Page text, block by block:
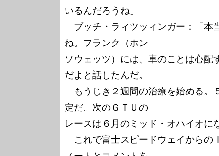
いるんだろうね」
ブッチ・ラィツッィンガー：「本
ね。フランク（ホン
ソウェッツ）には、車のことは心配
だよと話したんだ。
もうじき２週間の治療を始める。
定だ。次のＧＴＵの
レースは６月のミッド・オハイオに
これで富士スピードウェイからの